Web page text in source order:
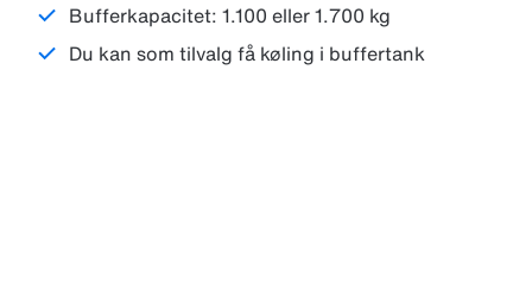
Bufferkapacitet: 1.100 eller 1.700 kg
Du kan som tilvalg få køling i buffertank